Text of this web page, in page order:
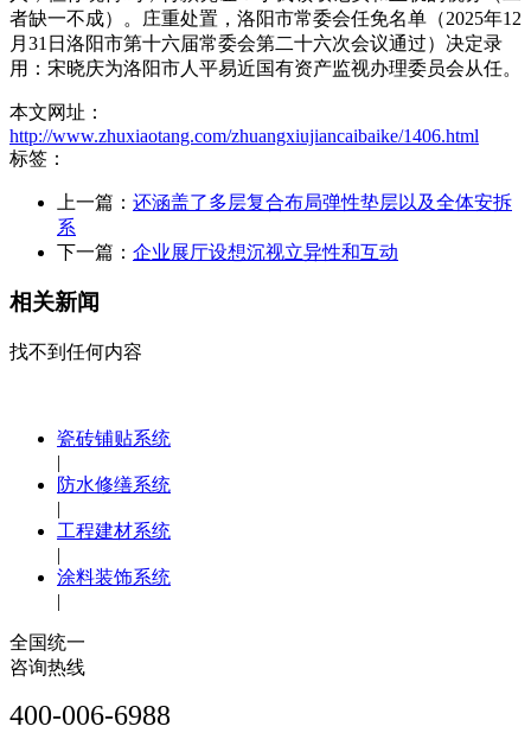
者缺一不成）。庄重处置，洛阳市常委会任免名单（2025年12
月31日洛阳市第十六届常委会第二十六次会议通过）决定录
用：宋晓庆为洛阳市人平易近国有资产监视办理委员会从任。
本文网址：
http://www.zhuxiaotang.com/zhuangxiujiancaibaike/1406.html
标签：
上一篇： 还涵盖了多层复合布局弹性垫层以及全体安拆
系
下一篇： 企业展厅设想沉视立异性和互动
相关新闻
找不到任何内容
瓷砖铺贴系统
|
防水修缮系统
|
工程建材系统
|
涂料装饰系统
|
全国统一
咨询热线
400-006-6988